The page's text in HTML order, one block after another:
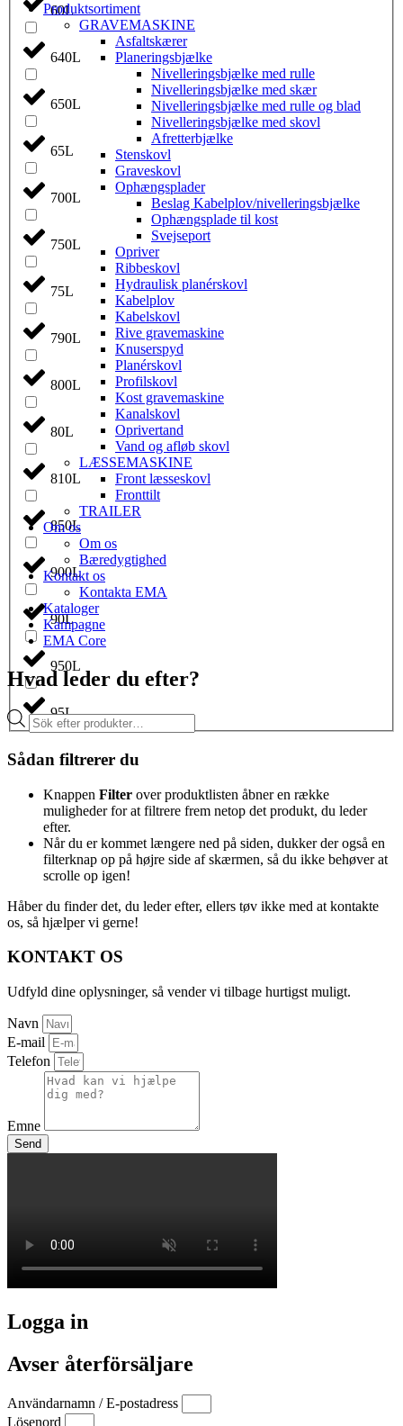
60L
640L
650L
65L
700L
750L
75L
790L
800L
80L
810L
850L
900L
90L
950L
95L
Produktsortiment
GRAVEMASKINE
Asfaltskærer
Planeringsbjælke
Nivelleringsbjælke med rulle
Nivelleringsbjælke med skær
Nivelleringsbjælke med rulle og blad
Nivelleringsbjælke med skovl
Afretterbjælke
Stenskovl
Graveskovl
Ophængsplader
Beslag Kabelplov/nivelleringsbjælke
Ophængsplade til kost
Svejseport
Opriver
Ribbeskovl
Hydraulisk planérskovl
Kabelplov
Kabelskovl
Rive gravemaskine
Knuserspyd
Planérskovl
Profilskovl
Kost gravemaskine
Kanalskovl
Oprivertand
Vand og afløb skovl
LÆSSEMASKINE
Front læsseskovl
Fronttilt
TRAILER
Om os
Om os
Bæredygtighed
Kontakt os
Kontakta EMA
Kataloger
Kampagne
EMA Core
Hvad leder du efter?
Products
search
Sådan filtrerer du
Knappen Filter over produktlisten åbner en række
muligheder for at filtrere frem netop det produkt, du leder
efter.
Når du er kommet længere ned på siden, dukker der også en
filterknap op på højre side af skærmen, så du ikke behøver at
scrolle op igen!
Håber du finder det, du leder efter, ellers tøv ikke med at kontakte
os, så hjælper vi gerne!
KONTAKT OS
Udfyld dine oplysninger, så vender vi tilbage hurtigst muligt.
Navn
E-mail
Telefon
Emne
Send
Logga in
Avser återförsäljare
Användarnamn / E-postadress
Lösenord